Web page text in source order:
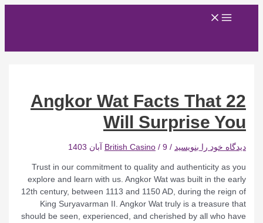
Main
Menu
22 Angkor Wat Facts That
Will Surprise You
دیدگاه‌ خود را بنویسید /
British Casino/ 9 آبان 1403
Trust in our commitment to quality and authenticity as you
explore and learn with us. Angkor Wat was built in the early
12th century, between 1113 and 1150 AD, during the reign of
King Suryavarman II. Angkor Wat truly is a treasure that
should be seen, experienced, and cherished by all who have